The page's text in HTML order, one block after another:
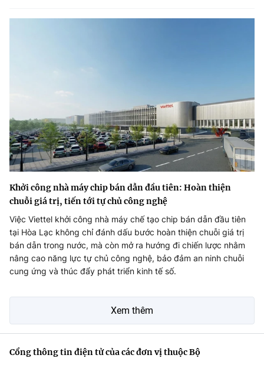
Khởi công nhà máy chip bán dẫn đầu tiên: Hoàn thiện
chuỗi giá trị, tiến tới tự chủ công nghệ
Việc Viettel khởi công nhà máy chế tạo chip bán dẫn đầu tiên
tại Hòa Lạc không chỉ đánh dấu bước hoàn thiện chuỗi giá trị
bán dẫn trong nước, mà còn mở ra hướng đi chiến lược nhằm
nâng cao năng lực tự chủ công nghệ, bảo đảm an ninh chuỗi
cung ứng và thúc đẩy phát triển kinh tế số.
Xem thêm
Cổng thông tin điện tử của các đơn vị thuộc Bộ